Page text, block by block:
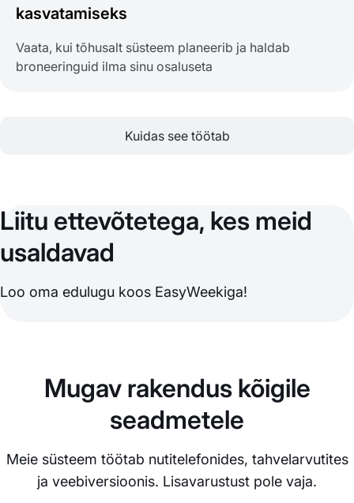
kasvatamiseks
Vaata, kui tõhusalt süsteem planeerib ja haldab
broneeringuid ilma sinu osaluseta
Kuidas see töötab
Liitu ettevõtetega, kes meid
usaldavad
Loo oma edulugu koos EasyWeekiga!
Mugav rakendus kõigile
seadmetele
Meie süsteem töötab nutitelefonides, tahvelarvutites
ja veebiversioonis. Lisavarustust pole vaja.